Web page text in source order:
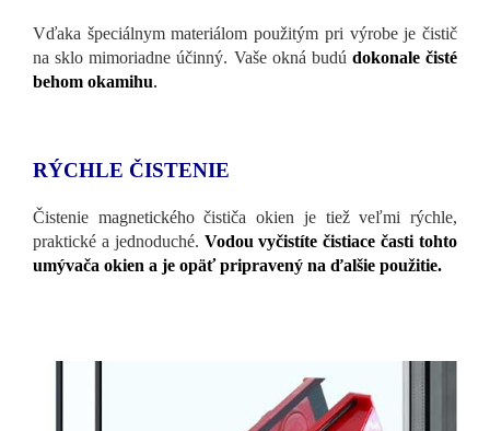
Vďaka špeciálnym materiálom použitým pri výrobe je čistič
na sklo mimoriadne účinný. Vaše okná budú dokonale čisté
behom okamihu.
RÝCHLE ČISTENIE
Čistenie magnetického čističa okien je tiež veľmi rýchle,
praktické a jednoduché. Vodou vyčistíte čistiace časti tohto
umývača okien a je opäť pripravený na ďalšie použitie.